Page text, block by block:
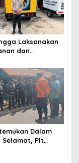
Laksanakan
dan
Polres Lingga
Dalam
Selamat, Plt